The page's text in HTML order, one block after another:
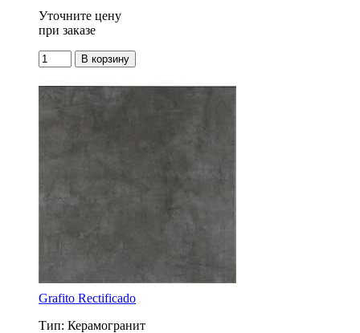
Уточните цену
при заказе
Grafito Rectificado
Тип: Керамогранит